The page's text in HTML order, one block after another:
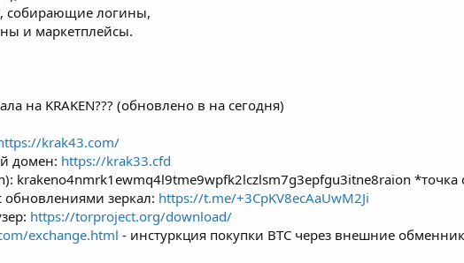
собирающие логины,
и маркетплейсы.
на KRAKEN??? (обновлено в на сегодня)
krak43.com/
домен: https://krak33.cfd
krakeno4nmrk1ewmq4l9tme9wpfk2lczlsm7g3epfgu3itne8raion
обновлениями зеркал: https://t.me/+3CpKV8ecAaUwM2Ji
https://torproject.org/download/
exchange.html - инстуркция покупки BTC через внешние